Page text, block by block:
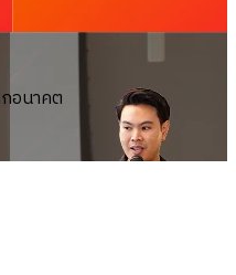
อนาคต